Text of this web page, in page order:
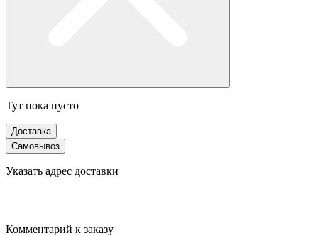
Тут пока пусто
Доставка
Самовывоз
Указать адрес доставки
Комментарий к заказу